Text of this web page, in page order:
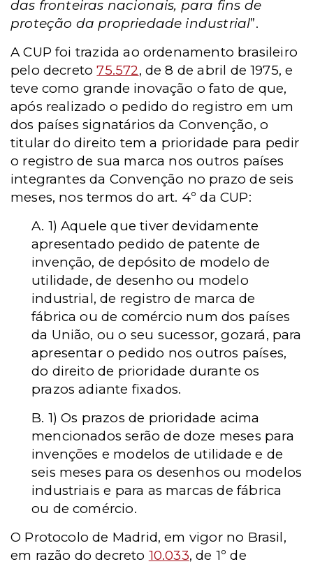
das fronteiras nacionais, para fins de
proteção da propriedade industrial”.
A CUP foi trazida ao ordenamento brasileiro
pelo decreto75.572, de 8 de abril de 1975, e
teve como grande inovação o fato de que,
após realizado o pedido do registro em um
dos países signatários da Convenção, o
titular do direito tem a prioridade para pedir
o registro de sua marca nos outros países
integrantes da Convenção no prazo de seis
meses, nos termos do art. 4º da CUP:
A. 1) Aquele que tiver devidamente
apresentado pedido de patente de
invenção, de depósito de modelo de
utilidade, de desenho ou modelo
industrial, de registro de marca de
fábrica ou de comércio num dos países
da União, ou o seu sucessor, gozará, para
apresentar o pedido nos outros países,
do direito de prioridade durante os
prazos adiante fixados.
B. 1) Os prazos de prioridade acima
mencionados serão de doze meses para
invenções e modelos de utilidade e de
seis meses para os desenhos ou modelos
industriais e para as marcas de fábrica
ou de comércio.
O Protocolo de Madrid, em vigor no Brasil,
em razão do decreto 10.033, de 1º de